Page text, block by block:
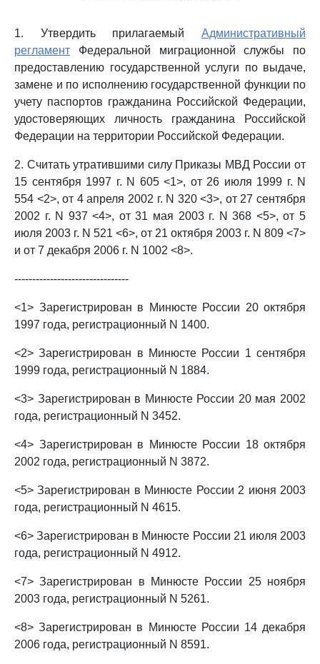
1. Утвердить прилагаемый Административный
регламент Федеральной миграционной службы по
предоставлению государственной услуги по выдаче,
замене и по исполнению государственной функции по
учету паспортов гражданина Российской Федерации,
удостоверяющих личность гражданина Российской
Федерации на территории Российской Федерации.
2. Считать утратившими силу Приказы МВД России от
15 сентября 1997 г. N 605 <1>, от 26 июля 1999 г. N
554 <2>, от 4 апреля 2002 г. N 320 <3>, от 27 сентября
2002 г. N 937 <4>, от 31 мая 2003 г. N 368 <5>, от 5
июля 2003 г. N 521 <6>, от 21 октября 2003 г. N 809 <7>
и от 7 декабря 2006 г. N 1002 <8>.
--------------------------------
<1> Зарегистрирован в Минюсте России 20 октября
1997 года, регистрационный N 1400.
<2> Зарегистрирован в Минюсте России 1 сентября
1999 года, регистрационный N 1884.
<3> Зарегистрирован в Минюсте России 20 мая 2002
года, регистрационный N 3452.
<4> Зарегистрирован в Минюсте России 18 октября
2002 года, регистрационный N 3872.
<5> Зарегистрирован в Минюсте России 2 июня 2003
года, регистрационный N 4615.
<6> Зарегистрирован в Минюсте России 21 июля 2003
года, регистрационный N 4912.
<7> Зарегистрирован в Минюсте России 25 ноября
2003 года, регистрационный N 5261.
<8> Зарегистрирован в Минюсте России 14 декабря
2006 года, регистрационный N 8591.